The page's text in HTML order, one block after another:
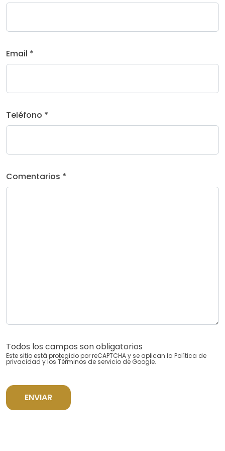
Email *
Teléfono *
Comentarios *
Todos los campos son obligatorios
Este sitio está protegido por reCAPTCHA y se aplican la Política de
privacidad y los Términos de servicio de Google.
ENVIAR